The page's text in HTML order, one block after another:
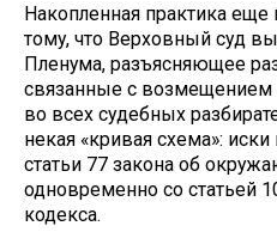
Накопленная практика еще
тому, что Верховный суд
Пленума, разъясняющее
связанные с возмещением
во всех судебных
некая «кривая схема»:
статьи 77 закона об
одновременно со статьей
кодекса.